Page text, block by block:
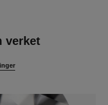
verket